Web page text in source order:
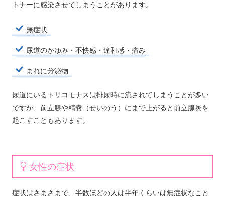
トナーに感染させてしまうことがあります。
無症状
尿道のかゆみ・不快感・違和感・痛み
まれに分泌物
尿道にいるトリコモナスは排尿時に流されてしまうことが多い
ですが、前立腺や精嚢（せいのう）にまで上がると前立腺炎を
起こすこともあります。
女性の症状
症状はさまざまで、半数ほどの人は半年くらいは無症状なこと